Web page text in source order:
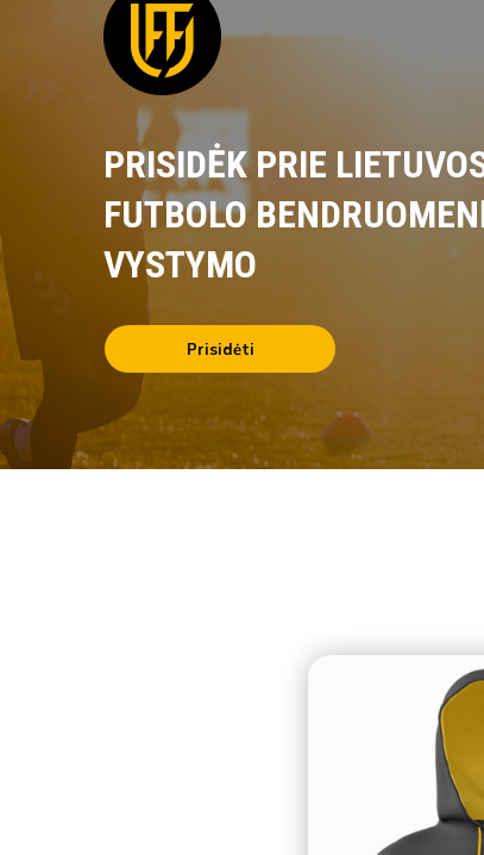
PRISIDĖK PRIE
FUTBOLO
VYSTYMO
Prisidėti